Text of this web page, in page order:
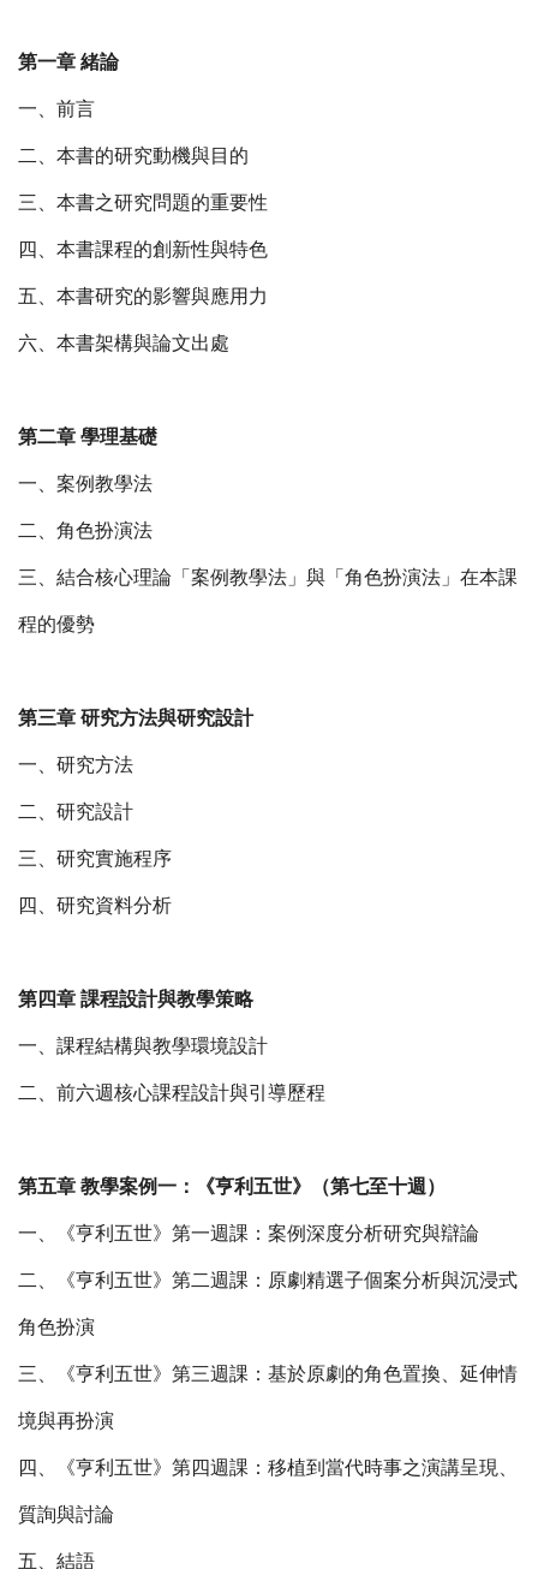
第一章 緒論
一、前言
二、本書的研究動機與目的
三、本書之研究問題的重要性
四、本書課程的創新性與特色
五、本書研究的影響與應用力
六、本書架構與論文出處
第二章 學理基礎
一、案例教學法
二、角色扮演法
三、結合核心理論「案例教學法」與「角色扮演法」在本課
程的優勢
第三章 研究方法與研究設計
一、研究方法
二、研究設計
三、研究實施程序
四、研究資料分析
第四章 課程設計與教學策略
一、課程結構與教學環境設計
二、前六週核心課程設計與引導歷程
第五章 教學案例一：《亨利五世》（第七至十週）
一、《亨利五世》第一週課：案例深度分析研究與辯論
二、《亨利五世》第二週課：原劇精選子個案分析與沉浸式
角色扮演
三、《亨利五世》第三週課：基於原劇的角色置換、延伸情
境與再扮演
四、《亨利五世》第四週課：移植到當代時事之演講呈現、
質詢與討論
五、結語